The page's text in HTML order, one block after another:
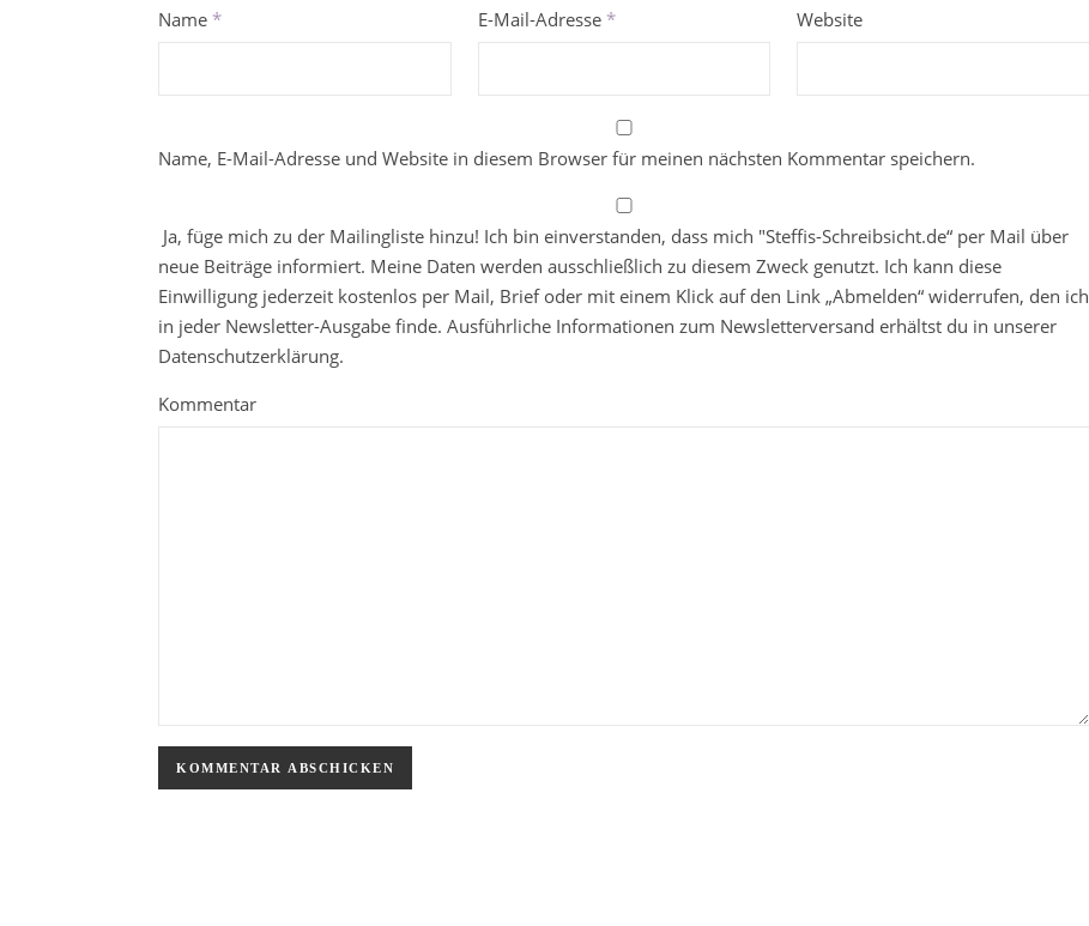
Name * E-Mail-Adresse * Website
Name, E-Mail-Adresse und Website in diesem Browser für meinen nächsten Kommentar speichern.
Ja, füge mich zu der Mailingliste hinzu! Ich bin einverstanden, dass mich "Steffis-Schreibsicht.de“ per Mail über
neue Beiträge informiert. Meine Daten werden ausschließlich zu diesem Zweck genutzt. Ich kann diese
Einwilligung jederzeit kostenlos per Mail, Brief oder mit einem Klick auf den Link „Abmelden“ widerrufen, den ich
in jeder Newsletter-Ausgabe finde. Ausführliche Informationen zum Newsletterversand erhältst du in unserer
Datenschutzerklärung.
Kommentar